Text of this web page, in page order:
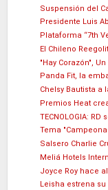
Suspensión del
Presidente Luis
Plataforma “7th
El Chileno
"Hay Corazón",
Panda Fit, la
Chelsy Bautista
Premios Heat
TECNOLOGIA:
Tema
Salsero Charlie
Meliá Hotels
Joyce Roy hace
Leisha estrena